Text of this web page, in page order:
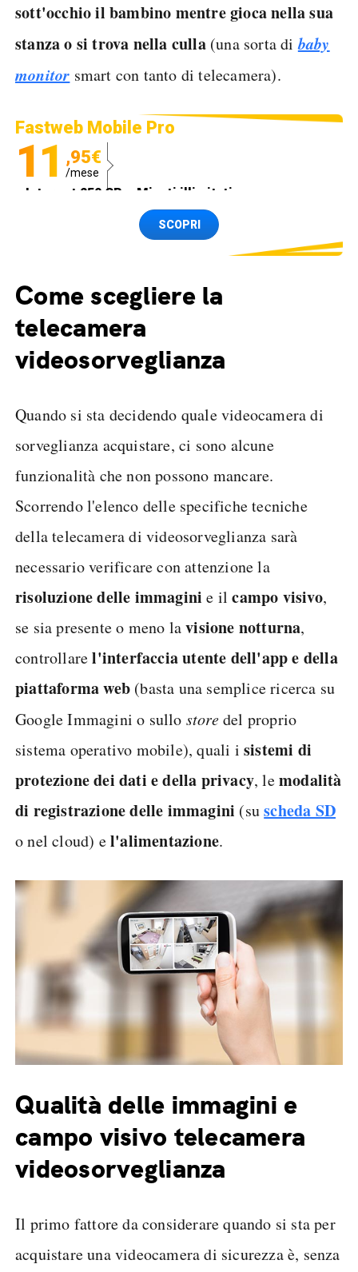
sott'occhio il bambino mentre gioca nella sua
stanza o si trova nella culla(una sorta dibaby
monitor smart con tanto di telecamera).
Fastweb Mobile Pro
11 ,95€
/mese
Internet 250 GB e Minuti illimitati
Spedizione SIM GRATISSCOPRI
Come scegliere la
telecamera
videosorveglianza
Quando si sta decidendo quale videocamera di
sorveglianza acquistare, ci sono alcune
funzionalità che non possono mancare.
Scorrendo l'elenco delle specifiche tecniche
della telecamera di videosorveglianza sarà
necessario verificare con attenzione la
risoluzione delle immagini e ilcampo visivo,
se sia presente o meno lavisione notturna,
controllarel'interfaccia utente dell'app e della
piattaforma web (basta una semplice ricerca su
Google Immagini o sullo storedel proprio
sistema operativo mobile), quali i sistemi di
protezione dei dati e della privacy, lemodalità
di registrazione delle immagini (suscheda SD
o nel cloud) el'alimentazione.
Qualità delle immagini e
campo visivo telecamera
videosorveglianza
Il primo fattore da considerare quando si sta per
acquistare una videocamera di sicurezza è, senza